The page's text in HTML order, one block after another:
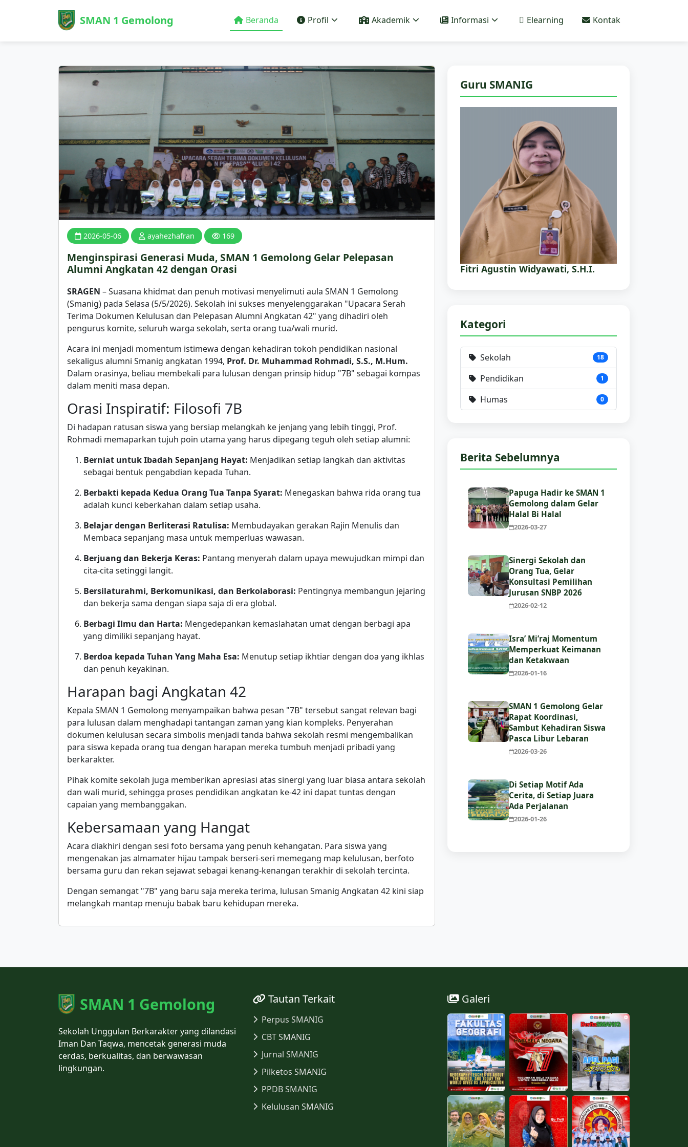
SMAN 1 Gemolong Beranda Profil Akademik Informasi Elearning Kontak
2026-05-06 ayahezhafran 169
Menginspirasi Generasi Muda, SMAN 1 Gemolong Gelar Pelepasan
Alumni Angkatan 42 dengan Orasi
SRAGEN – Suasana khidmat dan penuh motivasi menyelimuti aula SMAN 1 Gemolong
(Smanig) pada Selasa (5/5/2026). Sekolah ini sukses menyelenggarakan "Upacara Serah
Terima Dokumen Kelulusan dan Pelepasan Alumni Angkatan 42" yang dihadiri oleh
pengurus komite, seluruh warga sekolah, serta orang tua/wali murid.
Acara ini menjadi momentum istimewa dengan kehadiran tokoh pendidikan nasional
sekaligus alumni Smanig angkatan 1994, Prof. Dr. Muhammad Rohmadi, S.S., M.Hum.
Dalam orasinya, beliau membekali para lulusan dengan prinsip hidup "7B" sebagai kompas
dalam meniti masa depan.
Orasi Inspiratif: Filosofi 7B
Di hadapan ratusan siswa yang bersiap melangkah ke jenjang yang lebih tinggi, Prof.
Rohmadi memaparkan tujuh poin utama yang harus dipegang teguh oleh setiap alumni:
Berniat untuk Ibadah Sepanjang Hayat: Menjadikan setiap langkah dan aktivitas
sebagai bentuk pengabdian kepada Tuhan.
Berbakti kepada Kedua Orang Tua Tanpa Syarat: Menegaskan bahwa rida orang tua
adalah kunci keberkahan dalam setiap usaha.
Belajar dengan Berliterasi Ratulisa: Membudayakan gerakan Rajin Menulis dan
Membaca sepanjang masa untuk memperluas wawasan.
Berjuang dan Bekerja Keras: Pantang menyerah dalam upaya mewujudkan mimpi dan
cita-cita setinggi langit.
Bersilaturahmi, Berkomunikasi, dan Berkolaborasi: Pentingnya membangun jejaring
dan bekerja sama dengan siapa saja di era global.
Berbagi Ilmu dan Harta: Mengedepankan kemaslahatan umat dengan berbagi apa
yang dimiliki sepanjang hayat.
Berdoa kepada Tuhan Yang Maha Esa: Menutup setiap ikhtiar dengan doa yang ikhlas
dan penuh keyakinan.
Harapan bagi Angkatan 42
Kepala SMAN 1 Gemolong menyampaikan bahwa pesan "7B" tersebut sangat relevan bagi
para lulusan dalam menghadapi tantangan zaman yang kian kompleks. Penyerahan
dokumen kelulusan secara simbolis menjadi tanda bahwa sekolah resmi mengembalikan
para siswa kepada orang tua dengan harapan mereka tumbuh menjadi pribadi yang
berkarakter.
Pihak komite sekolah juga memberikan apresiasi atas sinergi yang luar biasa antara sekolah
dan wali murid, sehingga proses pendidikan angkatan ke-42 ini dapat tuntas dengan
capaian yang membanggakan.
Kebersamaan yang Hangat
Acara diakhiri dengan sesi foto bersama yang penuh kehangatan. Para siswa yang
mengenakan jas almamater hijau tampak berseri-seri memegang map kelulusan, berfoto
bersama guru dan rekan sejawat sebagai kenang-kenangan terakhir di sekolah tercinta.
Dengan semangat "7B" yang baru saja mereka terima, lulusan Smanig Angkatan 42 kini siap
melangkah mantap menuju babak baru kehidupan mereka.
Guru SMANIG
Fitri Agustin Widyawati, S.H.I.
Kategori
Sekolah 18
Pendidikan 1
Humas 0
Berita Sebelumnya
Papuga Hadir ke SMAN 1
Gemolong dalam Gelar
Halal Bi Halal
2026-03-27
Sinergi Sekolah dan
Orang Tua, Gelar
Konsultasi Pemilihan
Jurusan SNBP 2026
2026-02-12
Isra’ Mi’raj Momentum
Memperkuat Keimanan
dan Ketakwaan
2026-01-16
SMAN 1 Gemolong Gelar
Rapat Koordinasi,
Sambut Kehadiran Siswa
Pasca Libur Lebaran
2026-03-26
Di Setiap Motif Ada
Cerita, di Setiap Juara
Ada Perjalanan
2026-01-26
SMAN 1 Gemolong
Sekolah Unggulan Berkarakter yang dilandasi
Iman Dan Taqwa, mencetak generasi muda
cerdas, berkualitas, dan berwawasan
lingkungan.
Tautan Terkait
Perpus SMANIG
CBT SMANIG
Jurnal SMANIG
Pilketos SMANIG
PPDB SMANIG
Kelulusan SMANIG
Galeri